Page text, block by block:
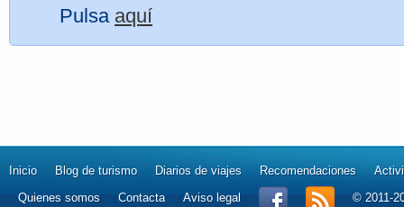
Pulsa aquí
Inicio Blog de turismo Diarios de viajes Recomendaciones
Quienes somos
Contacta Aviso legal © 2011-